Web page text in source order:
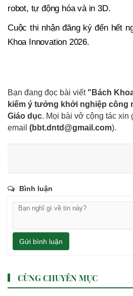
robot, tự động hóa và in 3D.
Cuộc thi nhận đăng ký đến hết
Khoa Innovation 2026.
Bạn đang đọc bài viết "Bách
kiếm ý tưởng khởi nghiệp công
Giáo dục. Mọi bài vở cộng tác xin
email (bbt.dntd@gmail.com).
Bình luận
Gửi bình luận
CÙNG CHUYÊN MỤC